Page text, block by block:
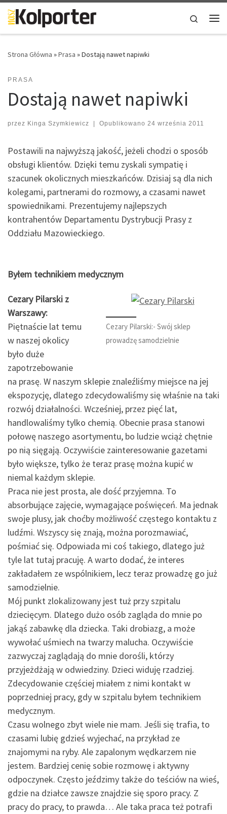
Skip to content
Search
Strona Główna »Prasa »Dostają nawet napiwki
PRASA
Dostają nawet napiwki
przez Kinga Szymkiewicz | Opublikowano 24 września 2011
Postawili na najwyższą jakość, jeżeli chodzi o sposób
obsługi klientów. Dzięki temu zyskali sympatię i
szacunek okolicznych mieszkańców. Dzisiaj są dla nich
kolegami, partnerami do rozmowy, a czasami nawet
spowiednikami. Prezentujemy najlepszych
kontrahentów Departamentu Dystrybucji Prasy z
Oddziału Mazowieckiego.
Byłem technikiem medycznym
Cezary Pilarski:- Swój sklep
prowadzę samodzielnie
Cezary Pilarski z
Warszawy:
Piętnaście lat temu
w naszej okolicy
było duże
zapotrzebowanie
na prasę. W naszym sklepie znaleźliśmy miejsce na jej
ekspozycję, dlatego zdecydowaliśmy się właśnie na taki
rozwój działalności. Wcześniej, przez pięć lat,
handlowaliśmy tylko chemią. Obecnie prasa stanowi
połowę naszego asortymentu, bo ludzie wciąż chętnie
po nią sięgają. Oczywiście zainteresowanie gazetami
było większe, tylko że teraz prasę można kupić w
niemal każdym sklepie.
Praca nie jest prosta, ale dość przyjemna. To
absorbujące zajęcie, wymagające poświęceń. Ma jednak
swoje plusy, jak choćby możliwość częstego kontaktu z
ludźmi. Wszyscy się znają, można porozmawiać,
pośmiać się. Odpowiada mi coś takiego, dlatego już
tyle lat tutaj pracuję. A warto dodać, że interes
zakładałem ze wspólnikiem, lecz teraz prowadzę go już
samodzielnie.
Mój punkt zlokalizowany jest tuż przy szpitalu
dziecięcym. Dlatego dużo osób zagląda do mnie po
jakąś zabawkę dla dziecka. Taki drobiazg, a może
wywołać uśmiech na twarzy malucha. Oczywiście
zazwyczaj zaglądają do mnie dorośli, którzy
przyjeżdżają w odwiedziny. Dzieci widuję rzadziej.
Zdecydowanie częściej miałem z nimi kontakt w
poprzedniej pracy, gdy w szpitalu byłem technikiem
medycznym.
Czasu wolnego zbyt wiele nie mam. Jeśli się trafia, to
czasami lubię gdzieś wyjechać, na przykład ze
znajomymi na ryby. Ale zapalonym wędkarzem nie
jestem. Bardziej cenię sobie rozmowę i aktywny
odpoczynek. Często jeździmy także do teściów na wieś,
gdzie na działce zawsze znajdzie się sporo pracy. Z
pracy do pracy, to prawda… Ale taka praca też potrafi